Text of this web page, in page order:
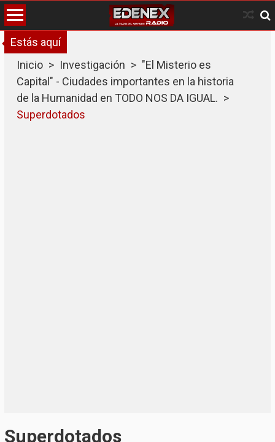
Skip
to
content
Estás aquí
Inicio > Investigación > "El Misterio es
Capital" - Ciudades importantes en la historia
de la Humanidad en TODO NOS DA IGUAL. >
Superdotados
Superdotados